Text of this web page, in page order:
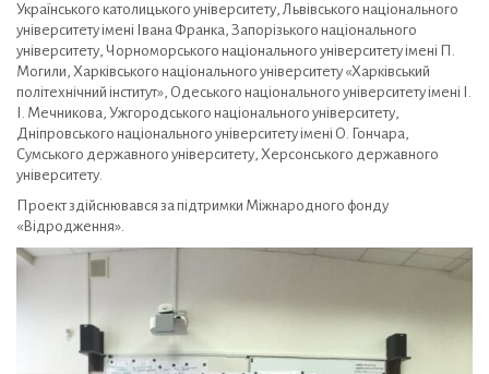
Українського католицького університету, Львівського національного
університету імені Івана Франка, Запорізького національного
університету, Чорноморського національного університету імені П.
Могили, Харківського національного університету «Харківський
політехнічний інститут», Одеського національного університету імені І.
І. Мечникова, Ужгородського національного університету,
Дніпровського національного університету імені О. Гончара,
Сумського державного університету, Херсонського державного
університету.
Проект здійснювався за підтримки Міжнародного фонду
«Відродження».